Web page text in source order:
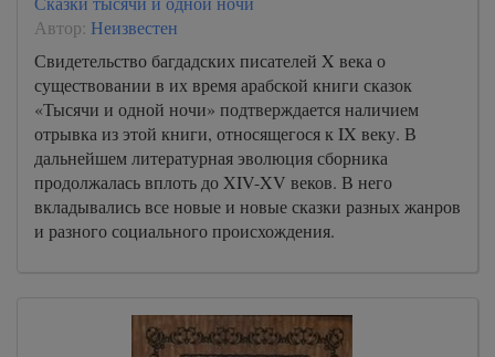
A-Book/02_ot_Marka/000000017
A-Book/02_ot_Marka/000000019
A-Book/02_ot_Marka/000000020
A-Book/02_ot_Marka/000000021
A-Book/02_ot_Marka/000000022
A-Book/02_ot_Marka/000000023
A-Book/02_ot_Marka/000000026
Автор: Неизвестен
Свидетельство багдадских писателей X века о
существовании в их время арабской книги сказок
«Тысячи и одной ночи» подтверждается наличием
отрывка из этой книги, относящегося к IX веку. В
дальнейшем литературная эволюция сборника
продолжалась вплоть до XIV-XV веков. В него
вкладывались все новые и новые сказки разных жанров
и разного социального происхождения.